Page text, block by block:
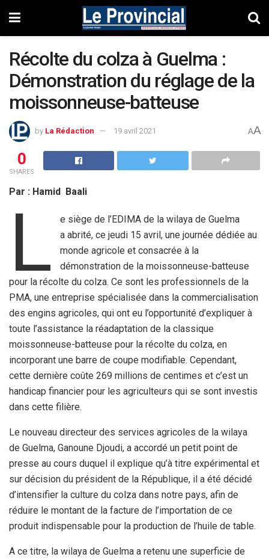
Récolte du colza à Guelma :
Démonstration du réglage de la
moissonneuse-batteuse
by La Rédaction 19 avril 2021 AA
0
SHARES
Par : Hamid Baali
L
e siège de l’EDIMA de la wilaya de Guelma
a abrité, ce jeudi 15 avril, une journée dédiée au
monde agricole et consacrée à la
démonstration de la moissonneuse-batteuse
pour la récolte du colza. Ce sont les professionnels de la
PMA, une entreprise spécialisée dans la commercialisation
des engins agricoles, qui ont eu l’opportunité d’expliquer à
toute l’assistance la réadaptation de la classique
moissonneuse-batteuse pour la récolte du colza, en
incorporant une barre de coupe modifiable. Cependant,
cette dernière coûte 269 millions de centimes et c’est un
handicap financier pour les agriculteurs qui se sont investis
dans cette filière.
Le nouveau directeur des services agricoles de la wilaya
de Guelma, Ganoune Djoudi, a accordé un petit point de
presse au cours duquel il explique qu’à titre expérimental et
sur décision du président de la République, il a été décidé
d’intensifier la culture du colza dans notre pays, afin de
réduire le montant de la facture de l’importation de ce
produit indispensable pour la production de l’huile de table.
A ce titre, la wilaya de Guelma a retenu une superficie de